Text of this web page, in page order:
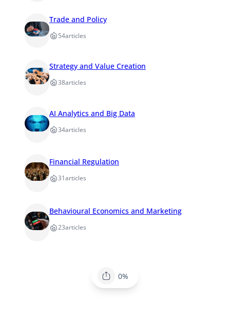
Trade and Policy
54articles
Strategy and Value Creation
38articles
AI Analytics and Big Data
34articles
Financial Regulation
31articles
Behavioural Economics and Marketing
23articles
0%